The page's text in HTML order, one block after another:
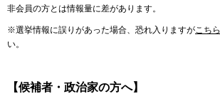
非会員の方とは情報量に差があります。
※選挙情報に誤りがあった場合、恐れ入りますがこちら
い。
【候補者・政治家の方へ】